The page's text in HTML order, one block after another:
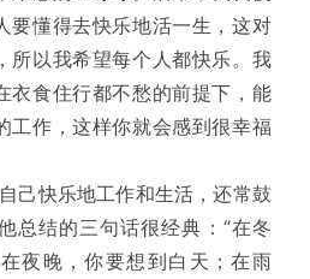
要懂得去快乐地活一生，这对
所以我希望每个人都快乐。我
衣食住行都不愁的前提下，能
工作，这样你就会感到很幸福
快乐地工作和生活，还常鼓
总结的三句话很经典：“在冬
夜晚，你要想到白天；在雨